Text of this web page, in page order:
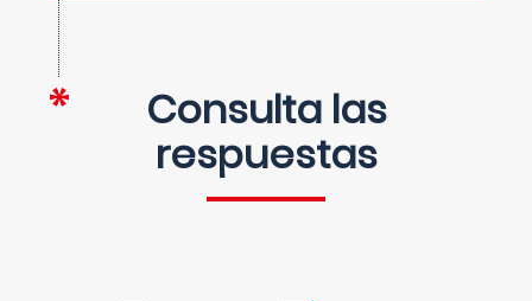
Consulta las
respuestas